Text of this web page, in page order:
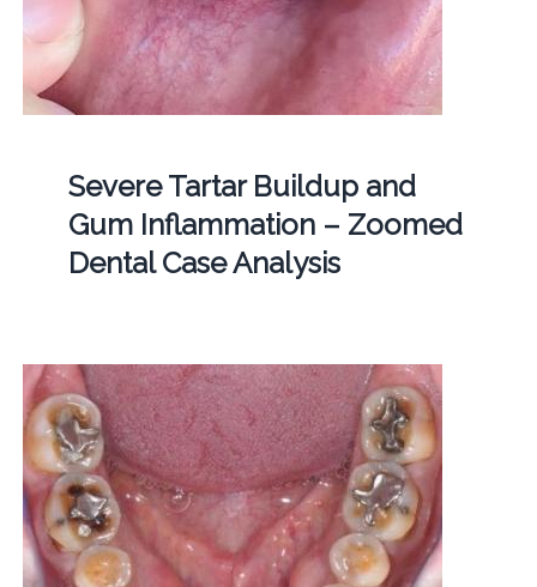
Severe Tartar Buildup and
Gum Inflammation – Zoomed
Dental Case Analysis